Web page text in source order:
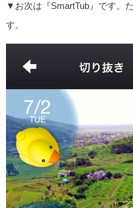
▼お次は『SmartTub』です。
す。